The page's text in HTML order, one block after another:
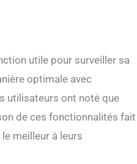
utile pour surveiller sa
optimale avec
utilisateurs ont noté que
de ces fonctionnalités fait
meilleur à leurs